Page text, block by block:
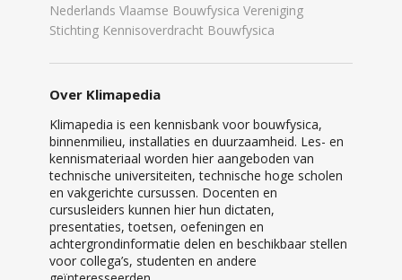
Nederlands Vlaamse Bouwfysica Vereniging
Stichting Kennisoverdracht Bouwfysica
Over Klimapedia
Klimapedia is een kennisbank voor bouwfysica,
binnenmilieu, installaties en duurzaamheid. Les- en
kennismateriaal worden hier aangeboden van
technische universiteiten, technische hoge scholen
en vakgerichte cursussen. Docenten en
cursusleiders kunnen hier hun dictaten,
presentaties, toetsen, oefeningen en
achtergrondinformatie delen en beschikbaar stellen
voor collega’s, studenten en andere